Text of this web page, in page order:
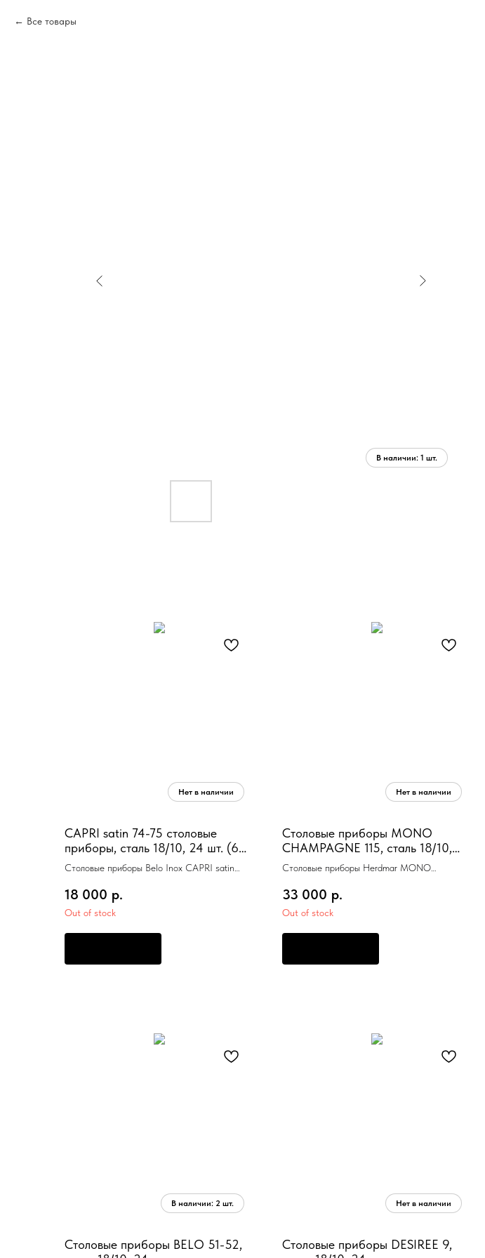
Все товары
CAPRI satin 74-75 столовые
приборы, сталь 18/10, 24 шт. (6
ложек + 6 вилок + 6 ножей + 6
Столовые приборы Belo Inox CAPRI satin
ножей + 6 чайных ложек)
18 000 р.
Out of stock
Столовые приборы MONO
CHAMPAGNE 115, сталь 18/10,
цвет шампань глянцевый, 24 шт.
Столовые приборы Herdmar MONO
глянцевый, 24 шт. (6 ложек + 6 вилок + 6
ножей + 6 чайных ложек) подарочная
33 000 р.
Out of stock
Столовые приборы BELO 51-52,
Столовые приборы DESIREE 9,